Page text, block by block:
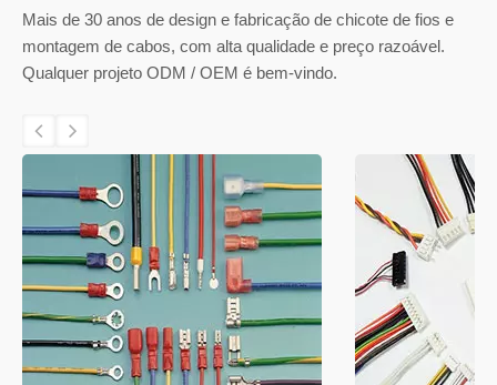
Mais de 30 anos de design e fabricação de chicote de fios e
montagem de cabos, com alta qualidade e preço razoável.
Qualquer projeto ODM / OEM é bem-vindo.